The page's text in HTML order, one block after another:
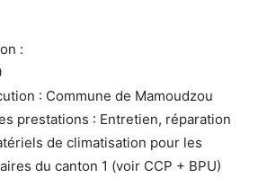
:
: Commune de Mamoudzou
prestations : Entretien, réparation
de climatisation pour les
du canton 1 (voir CCP + BPU)